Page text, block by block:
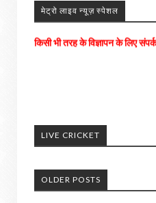
मेट्रो लाइव न्यूज़ स्पेशल
किसी भी तरह के विज्ञापन के लिए
LIVE CRICKET
OLDER POSTS